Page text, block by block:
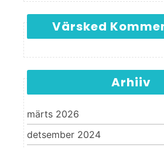
Värsked
Arhiiv
märts 2026
detsember 2024